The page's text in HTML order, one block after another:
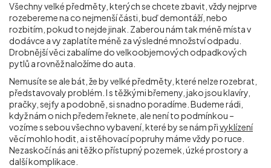
Všechny velké předměty, kterých se chcete zbavit, vždy nejprve
rozebereme na co nejmenší části, buď demontáží, nebo
rozbitím, pokud to nejde jinak. Zaberou nám tak méně místa v
dodávce a vy zaplatíte méně za výsledné množství odpadu.
Drobnější věci zabalíme do velkoobjemových odpadkových
pytlů a rovněž naložíme do auta.
Nemusíte se ale bát, že by velké předměty, které nelze rozebrat,
představovaly problém. I s těžkými břemeny, jako jsou klavíry,
pračky, sejfy a podobně, si snadno poradíme. Budeme rádi,
když nám o nich předem řeknete, ale není to podmínkou –
vozíme s sebou všechno vybavení, které by se nám přivyklízení
věcí mohlo hodit, a i stěhovací popruhy máme vždy po ruce.
Nezaskočí nás ani těžko přístupný pozemek, úzké prostory a
další komplikace.